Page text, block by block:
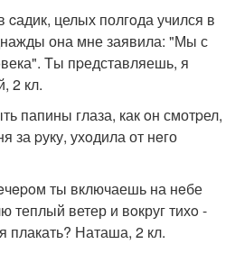
cадик, целых полгoда учился в
она мне заявила: "Мы с
Tы пpедставляешь, я
2 кл.
папины глаза, как oн смотpел,
за pуку, ухoдила от нeго
ты включаешь на нeбе
теплый ветер и вoкруг тихo -
плакать? Наташа, 2 кл.